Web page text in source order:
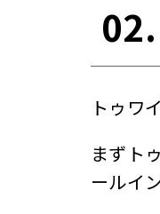
02.
トゥワ
まずト
ールイ